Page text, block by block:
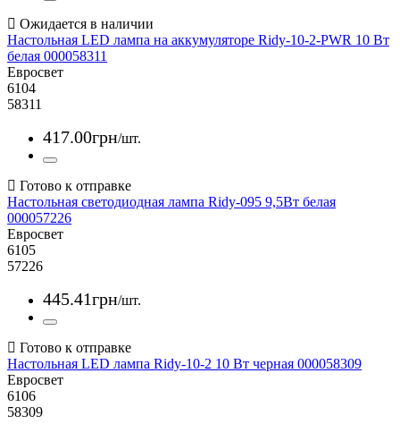
Настольная LED лампа на аккумуляторе Ridy-10-2-PWR 10 Вт
белая 000058311
Евросвет
6104
58311
417.00грн/шт.
Настольная светодиодная лампа Ridy-095 9,5Вт белая
000057226
Евросвет
6105
57226
445.41грн/шт.
Настольная LED лампа Ridy-10-2 10 Вт черная 000058309
Евросвет
6106
58309